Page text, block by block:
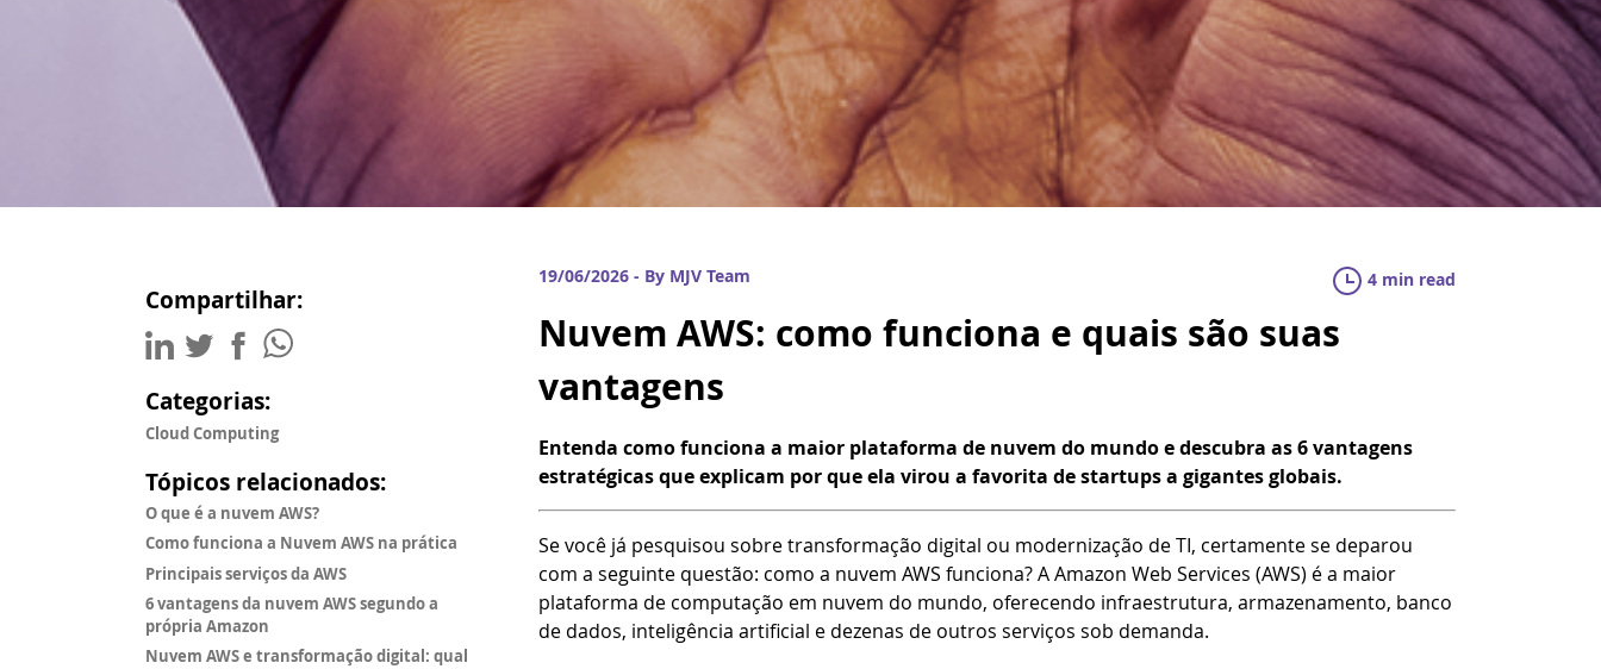
Compartilhar:
Categorias:
Cloud Computing
Tópicos relacionados:
O que é a nuvem AWS?
Como funciona a Nuvem AWS na prática
Principais serviços da AWS
6 vantagens da nuvem AWS segundo a
própria Amazon
Nuvem AWS e transformação digital: qual
19/06/2026 - By MJV Team 4 min read
Nuvem AWS: como funciona e quais são suas
vantagens
Entenda como funciona a maior plataforma de nuvem do mundo e descubra as 6 vantagens
estratégicas que explicam por que ela virou a favorita de startups a gigantes globais.
Se você já pesquisou sobre transformação digital ou modernização de TI, certamente se deparou
com a seguinte questão: como a nuvem AWS funciona? A Amazon Web Services (AWS) é a maior
plataforma de computação em nuvem do mundo, oferecendo infraestrutura, armazenamento, banco
de dados, inteligência artificial e dezenas de outros serviços sob demanda.